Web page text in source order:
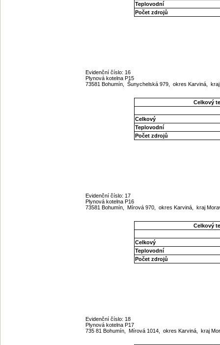
Teplovodní
Počet zdrojů
Evidenční číslo: 16
Plynová kotelna P15
73581 Bohumín, Šunychelská 979, okres Karviná,
Celkový
Celkový
Teplovodní
Počet zdrojů
Evidenční číslo: 17
Plynová kotelna P16
73581 Bohumín, Mírová 970, okres Karviná, kraj
Celkový
Celkový
Teplovodní
Počet zdrojů
Evidenční číslo: 18
Plynová kotelna P17
735 81 Bohumín, Mírová 1014, okres Karviná, kraj